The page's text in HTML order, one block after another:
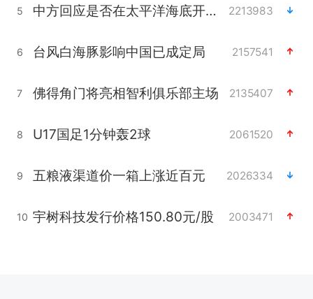
5 中方回应是否在太平洋海底开采稀土 2213983
6 台风白海豚影响中国已成定局 2157541
7 佛得角门将亮相智利俱乐部主场 2135407
8 U17国足1分钟轰2球 2061520
9 五粮液渠道价一箱上涨近百元 2026334
10 宇树科技发行价格150.80元/股 2003471